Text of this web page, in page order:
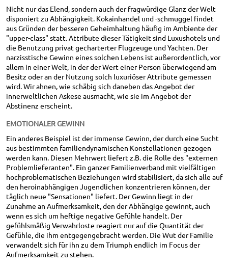
Nicht nur das Elend, sondern auch der fragwürdige Glanz der Welt
disponiert zu Abhängigkeit. Kokainhandel und -schmuggel findet
aus Gründen der besseren Geheimhaltung häufig im Ambiente der
"upper-class" statt. Attribute dieser Tätigkeit sind Luxushotels und
die Benutzung privat gecharterter Flugzeuge und Yachten. Der
narzisstische Gewinn eines solchen Lebens ist außerordentlich, vor
allem in einer Welt, in der der Wert einer Person überwiegend am
Besitz oder an der Nutzung solch luxuriöser Attribute gemessen
wird. Wir ahnen, wie schäbig sich daneben das Angebot der
innerweltlichen Askese ausmacht, wie sie im Angebot der
Abstinenz erscheint.
EMOTIONALER GEWINN
Ein anderes Beispiel ist der immense Gewinn, der durch eine Sucht
aus bestimmten familiendynamischen Konstellationen gezogen
werden kann. Diesen Mehrwert liefert z.B. die Rolle des "externen
Problemlieferanten". Ein ganzer Familienverband mit vielfältigen
hochproblematischen Beziehungen wird stabilisiert, da sich alle auf
den heroinabhängigen Jugendlichen konzentrieren können, der
täglich neue "Sensationen" liefert. Der Gewinn liegt in der
Zunahme an Aufmerksamkeit, den der Abhängige gewinnt, auch
wenn es sich um heftige negative Gefühle handelt. Der
gefühlsmäßig Verwahrloste reagiert nur auf die Quantität der
Gefühle, die ihm entgegengebracht werden. Die Wut der Familie
verwandelt sich für ihn zu dem Triumph endlich im Focus der
Aufmerksamkeit zu stehen.